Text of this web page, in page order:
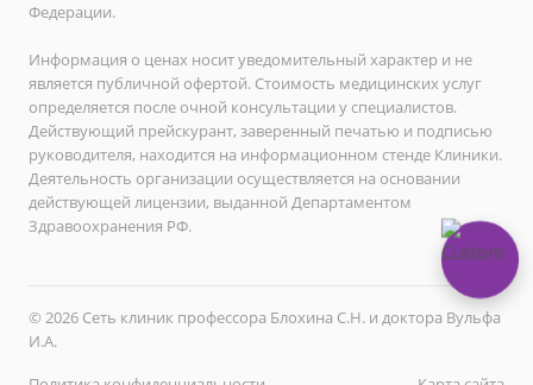
Федерации.
Информация о ценах носит уведомительный характер и не
является публичной офертой. Стоимость медицинских услуг
определяется после очной консультации у специалистов.
Действующий прейскурант, заверенный печатью и подписью
руководителя, находится на информационном стенде Клиники.
Деятельность организации осуществляется на основании
действующей лицензии, выданной Департаментом
Здравоохранения РФ.
© 2026 Сеть клиник профессора Блохина С.Н. и доктора Вульфа
И.А.